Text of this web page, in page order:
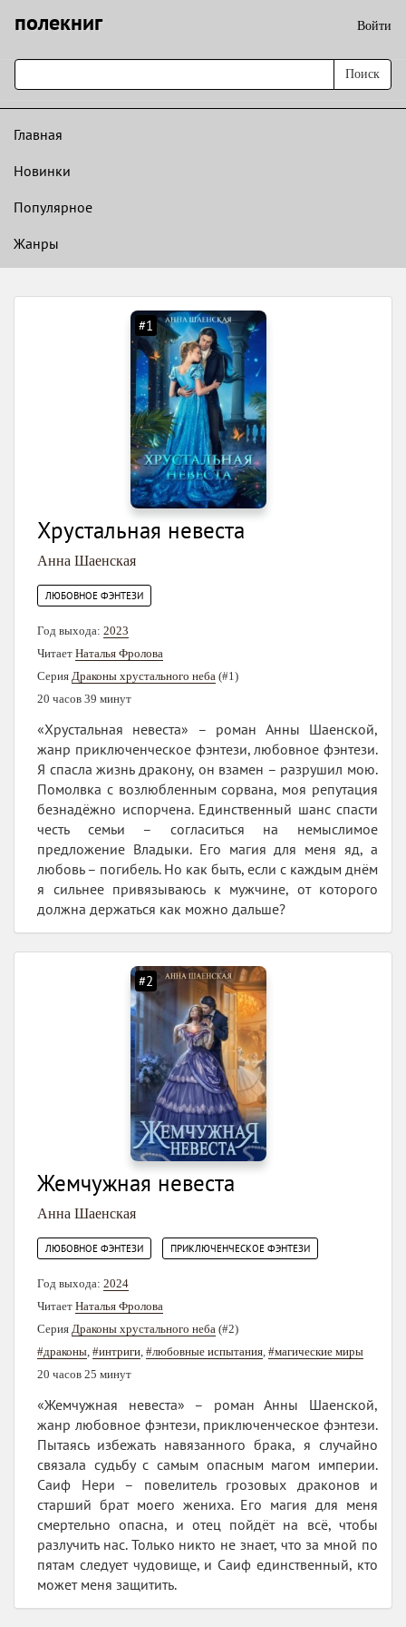
полекниг Войти
Поиск
Главная
Новинки
Популярное
Жанры
#1
Хрустальная невеста
Анна Шаенская
ЛЮБОВНОЕ ФЭНТЕЗИ
Год выхода: 2023
Читает Наталья Фролова
Серия Драконы хрустального неба (#1)
20 часов 39 минут
«Хрустальная невеста» – роман Анны Шаенской,
жанр приключенческое фэнтези, любовное фэнтези.
Я спасла жизнь дракону, он взамен – разрушил мою.
Помолвка с возлюбленным сорвана, моя репутация
безнадёжно испорчена. Единственный шанс спасти
честь семьи – согласиться на немыслимое
предложение Владыки. Его магия для меня яд, а
любовь – погибель. Но как быть, если с каждым днём
я сильнее привязываюсь к мужчине, от которого
должна держаться как можно дальше?
#2
Жемчужная невеста
Анна Шаенская
ЛЮБОВНОЕ ФЭНТЕЗИ ПРИКЛЮЧЕНЧЕСКОЕ ФЭНТЕЗИ
Год выхода: 2024
Читает Наталья Фролова
Серия Драконы хрустального неба (#2)
#драконы #интриги #любовные испытания #магические миры
20 часов 25 минут
«Жемчужная невеста» – роман Анны Шаенской,
жанр любовное фэнтези, приключенческое фэнтези.
Пытаясь избежать навязанного брака, я случайно
связала судьбу с самым опасным магом империи.
Саиф Нери – повелитель грозовых драконов и
старший брат моего жениха. Его магия для меня
смертельно опасна, и отец пойдёт на всё, чтобы
разлучить нас. Только никто не знает, что за мной по
пятам следует чудовище, и Саиф единственный, кто
может меня защитить.